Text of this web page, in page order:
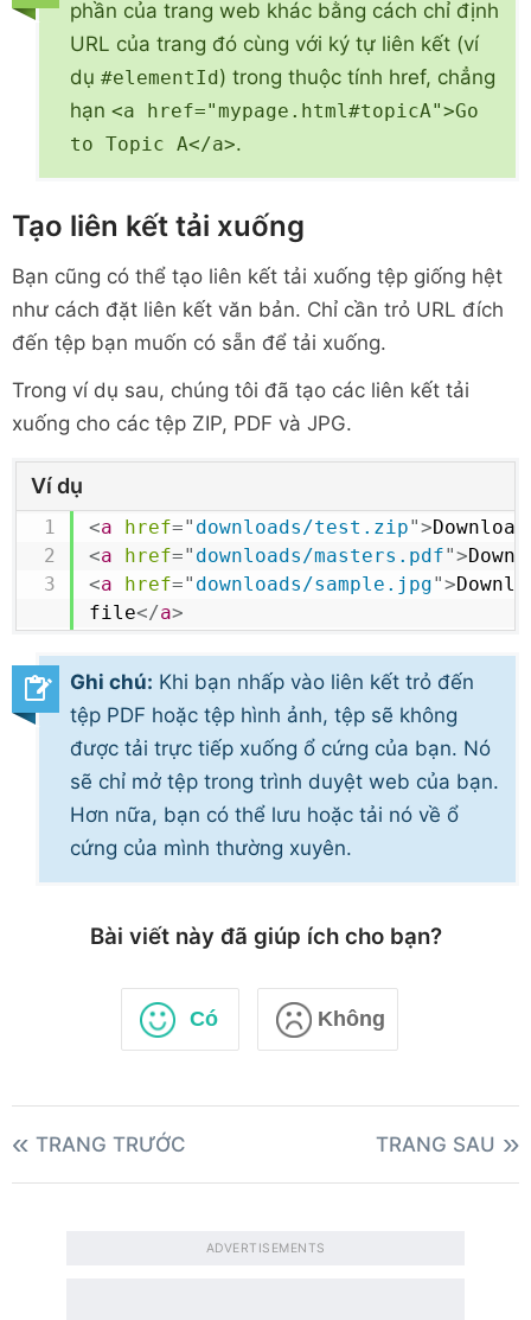
phần của trang web khác bằng cách chỉ định
URL của trang đó cùng với ký tự liên kết (ví
dụ #elementId) trong thuộc tính href, chẳng
hạn <a href="mypage.html#topicA">Go
to Topic A</a>.
Tạo liên kết tải xuống
Bạn cũng có thể tạo liên kết tải xuống tệp giống hệt
như cách đặt liên kết văn bản. Chỉ cần trỏ URL đích
đến tệp bạn muốn có sẵn để tải xuống.
Trong ví dụ sau, chúng tôi đã tạo các liên kết tải
xuống cho các tệp ZIP, PDF và JPG.
Ví dụ
<a href=" downloads/test.zip">
<a href=" downloads/masters.pdf">
<a href=" downloads/sample.jpg">
file</a>
Ghi chú: Khi bạn nhấp vào liên kết trỏ đến
tệp PDF hoặc tệp hình ảnh, tệp sẽ không
được tải trực tiếp xuống ổ cứng của bạn. Nó
sẽ chỉ mở tệp trong trình duyệt web của bạn.
Hơn nữa, bạn có thể lưu hoặc tải nó về ổ
cứng của mình thường xuyên.
Bài viết này đã giúp ích cho bạn?
Có Không
TRANG TRƯỚC TRANG SAU
ADVERTISEMENTS